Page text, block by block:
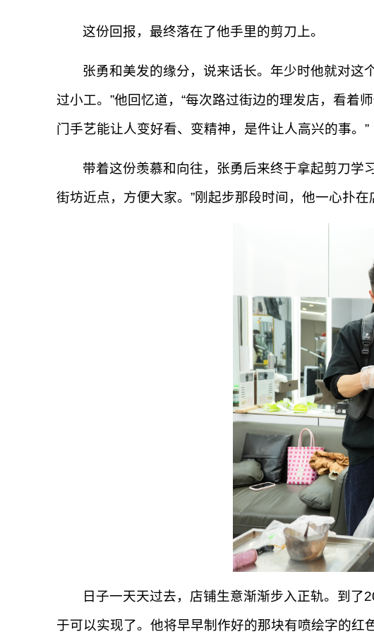
这份回报，最终落在了他手里的剪刀上。
张勇和美发的缘分，说来话长。年少时他就对这
过小工。”他回忆道，“每次路过街边的理发店，看着
门手艺能让人变好看、变精神，是件让人高兴的事。”
带着这份羡慕和向往，张勇后来终于拿起剪刀学
街坊近点，方便大家。”刚起步那段时间，他一心扑
日子一天天过去，店铺生意渐渐步入正轨。到
于可以实现了。他将早早制作好的那块有喷绘字的红